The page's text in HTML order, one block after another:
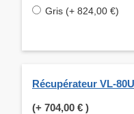
Gris (+ 824,00 €)
Récupérateur VL-
(+ 704,00 € )